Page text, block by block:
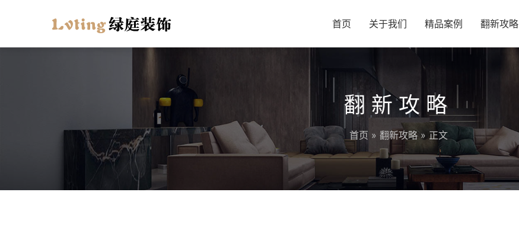
首页 关于我们 精品案例 翻新攻略
翻新攻略
首页 » 翻新攻略» 正文